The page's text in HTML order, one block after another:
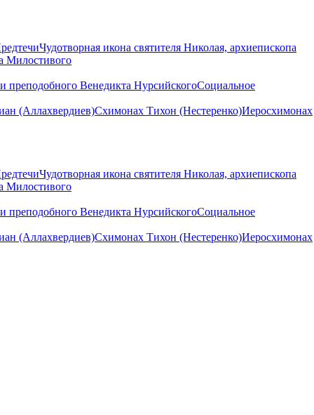
Чудотворная икона святителя Николая, архиепископа
Милостивого
преподобного Венедикта НурсийскогоСоциальное
(Аллахвердиев)Схимонах Тихон (Нестеренко)Иеросхимонах
Чудотворная икона святителя Николая, архиепископа
Милостивого
преподобного Венедикта НурсийскогоСоциальное
(Аллахвердиев)Схимонах Тихон (Нестеренко)Иеросхимонах